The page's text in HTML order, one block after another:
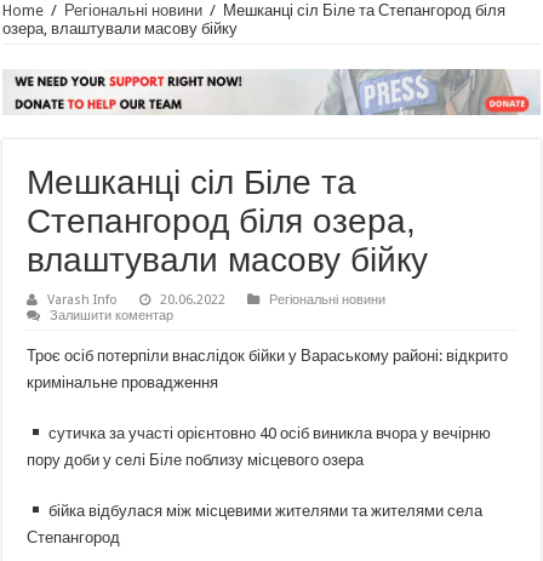
Home / Регіональні новини / Мешканці сіл Біле та Степангород біля
озера, влаштували масову бійку
Мешканці сіл Біле та
Степангород біля озера,
влаштували масову бійку
Varash Info 20.06.2022
Регіональні новини
Залишити коментар
Троє осіб потерпіли внаслідок бійки у Вараському районі: відкрито
кримінальне провадження
сутичка за участі орієнтовно 40 осіб виникла вчора у вечірню
пору доби у селі Біле поблизу місцевого озера
бійка відбулася між місцевими жителями та жителями села
Степангород